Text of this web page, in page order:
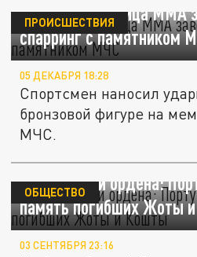
В Москве на бойца ММА
спарринг с памятником
ПРОИСШЕСТВИЯ
05 ДЕКАБРЯ 18:28
Спортсмен наносил
бронзовой фигуре на
МЧС.
Памятники и ордена:
память погибших Жоты
ОБЩЕСТВО
03 СЕНТЯБРЯ 23:16